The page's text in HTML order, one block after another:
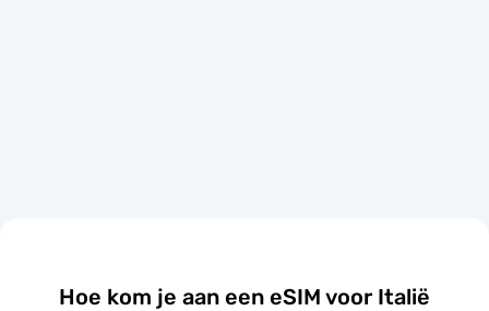
Hoe kom je aan een eSIM voor Italië